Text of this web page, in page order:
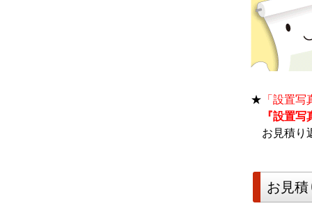
★ 「設置
『設置
お見積り
お見